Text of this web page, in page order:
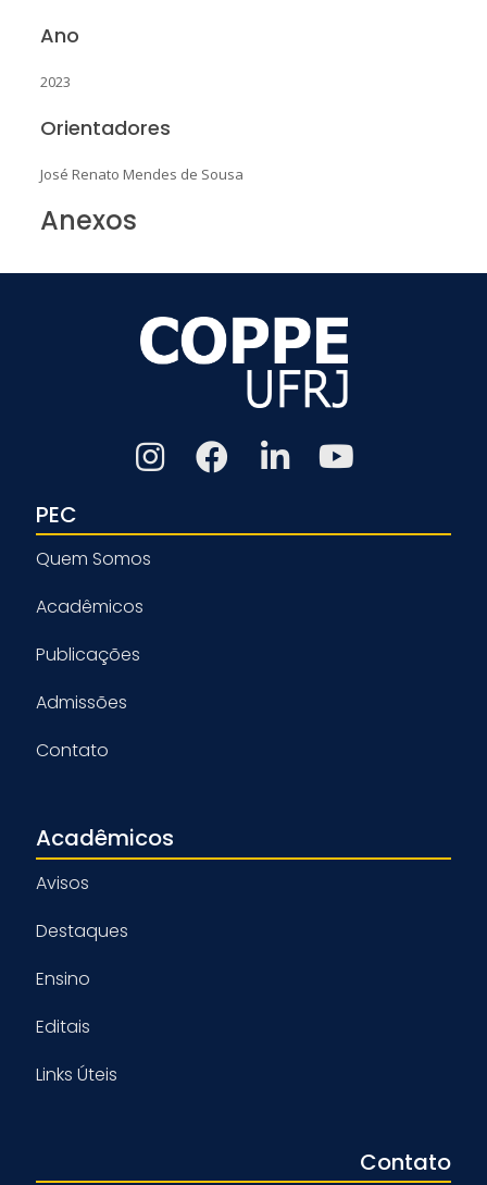
Ano
2023
Orientadores
José Renato Mendes de Sousa
Anexos
PEC
Quem Somos
Acadêmicos
Publicações
Admissões
Contato
Acadêmicos
Avisos
Destaques
Ensino
Editais
Links Úteis
Contato